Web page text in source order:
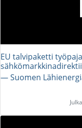
EU talvipaketti
― Suomen